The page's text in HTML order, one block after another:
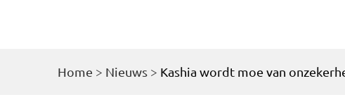
Home > Nieuws > Kashia wordt moe van